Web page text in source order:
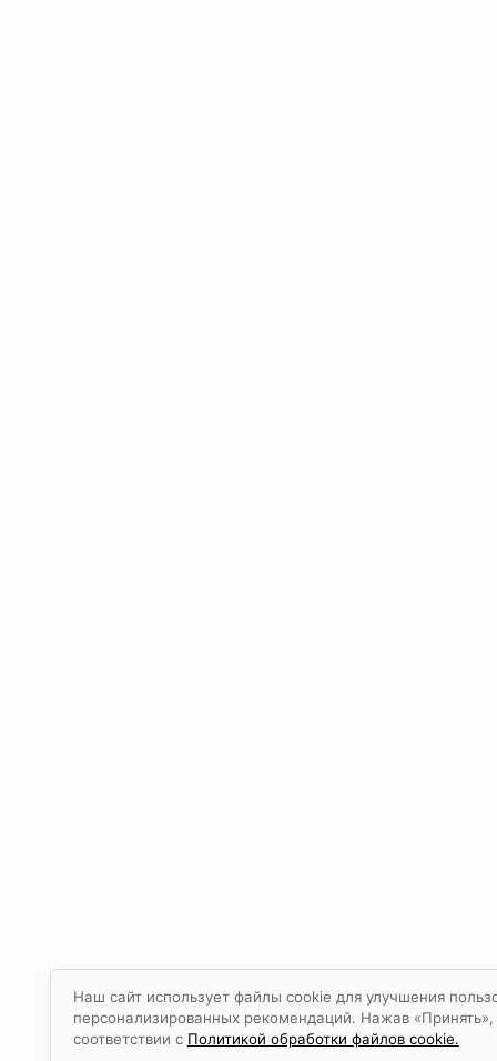
Наш сайт использует файлы cookie для улучшения
персонализированных рекомендаций. Нажав
соответствии с Политикой обработки файлов cookie.